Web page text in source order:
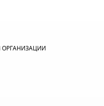
ОРГАНИЗАЦИИ